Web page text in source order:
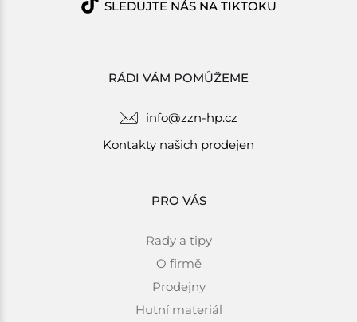
RÁDI VÁM POMŮŽEME
info@zzn-hp.cz
Kontakty našich prodejen
PRO VÁS
Rady a tipy
O firmě
Prodejny
Hutní materiál
SLEDUJTE NÁS NA TIKTOKU